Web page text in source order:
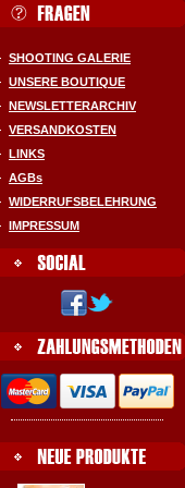
SHOOTING GALERIE
UNSERE BOUTIQUE
NEWSLETTERARCHIV
VERSANDKOSTEN
LINKS
AGBs
WIDERRUFSBELEHRUNG
IMPRESSUM